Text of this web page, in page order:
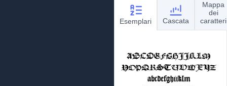
Esemplari Cascata
Mappa
dei
caratteri